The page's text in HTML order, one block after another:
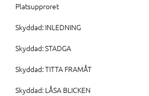
Platsupproret
Skyddad: INLEDNING
Skyddad: STADGA
Skyddad: TITTA FRAMÅT
Skyddad: LÅSA BLICKEN